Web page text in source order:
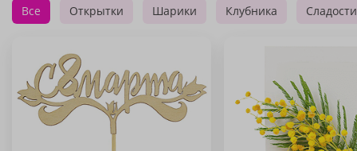
Все Открытки Шарики Клубника Сладости